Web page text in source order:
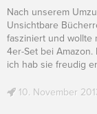
Nach unserem
Unsichtbare
fasziniert und wollte
4er-Set bei
ich hab sie freudig
10. November